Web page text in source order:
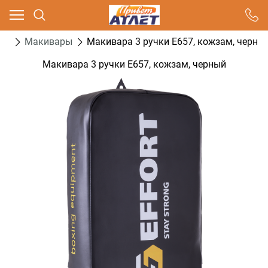
Макивары
Макивара 3 ручки E657, кожзам,
Макивара 3 ручки E657, кожзам, черный
Ваш город - Москва,
угадали?
ДА НЕТ